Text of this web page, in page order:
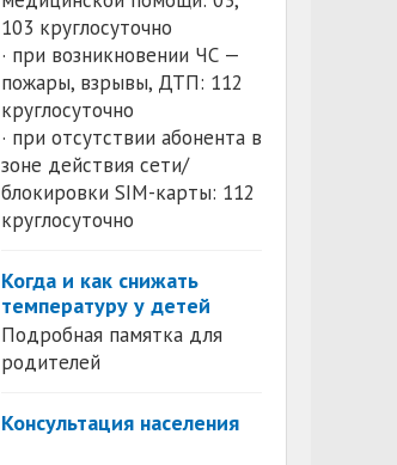
103 круглосуточно
· при возникновении ЧС —
пожары, взрывы, ДТП: 112
круглосуточно
· при отсутствии абонента в
зоне действия сети/
блокировки SIM-карты: 112
круглосуточно
Когда и как снижать
температуру у детей
Подробная памятка для
родителей
Консультация населения